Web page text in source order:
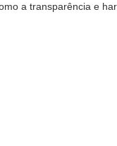
a transparência e